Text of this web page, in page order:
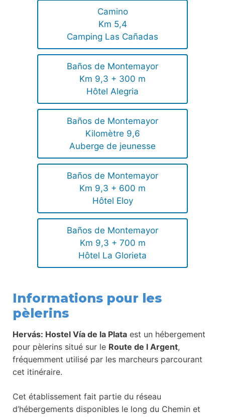
Camino
Km 5,4
Camping Las Cañadas
Baños de Montemayor
Km 9,3 + 300 m
Hôtel Alegria
Baños de Montemayor
Kilomètre 9,6
Auberge de jeunesse
Baños de Montemayor
Km 9,3 + 600 m
Hôtel Eloy
Baños de Montemayor
Km 9,3 + 700 m
Hôtel La Glorieta
Informations pour les
pèlerins
Hervás: Hostel Vía de la Plata est un hébergement
pour pèlerins situé sur le Route de l Argent,
fréquemment utilisé par les marcheurs parcourant
cet itinéraire.
Cet établissement fait partie du réseau
d’hébergements disponibles le long du Chemin et